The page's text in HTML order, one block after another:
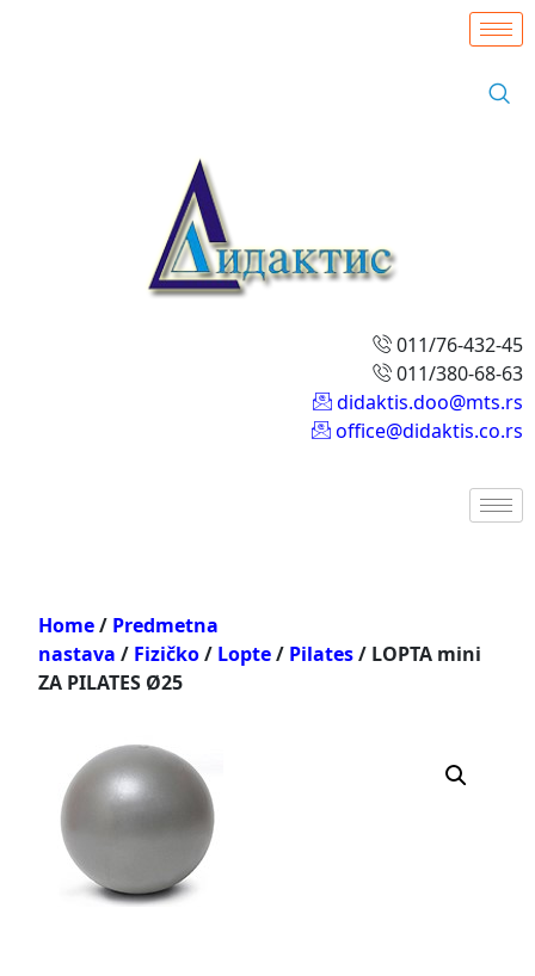
011/76-432-45
011/380-68-63
didaktis.doo@mts.rs
office@didaktis.co.rs
Home/ Predmetna
nastava / Fizičko/ Lopte/ Pilates/ LOPTA mini
ZA PILATES Ø25